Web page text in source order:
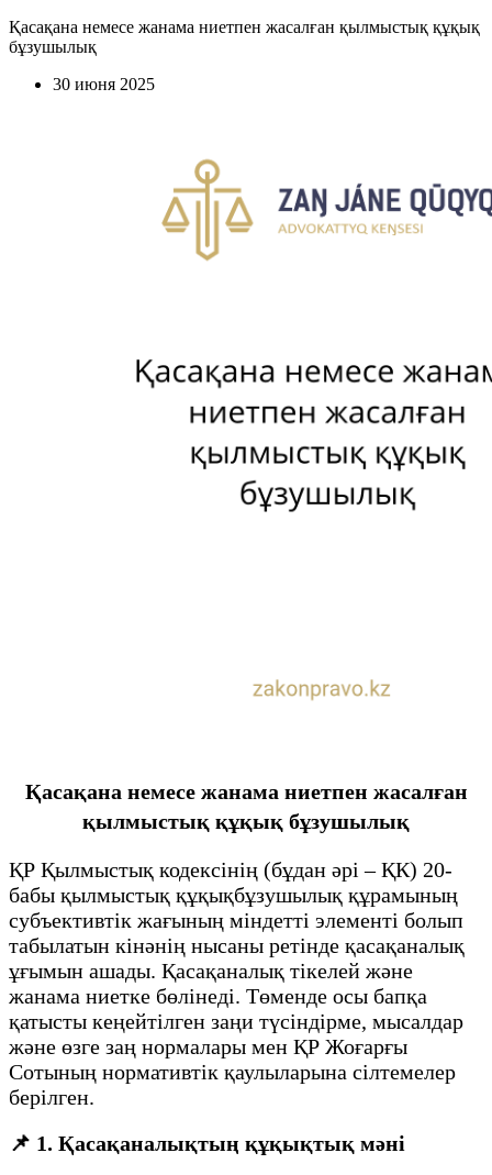
Қасақана немесе жанама ниетпен жасалған қылмыстық құқық
бұзушылық
30 июня 2025
Қасақана немесе жанама ниетпен жасалған
қылмыстық құқық бұзушылық
ҚР Қылмыстық кодексінің (бұдан әрі – ҚК) 20-
бабы қылмыстық құқықбұзушылық құрамының
субъективтік жағының міндетті элементі болып
табылатын кінәнің нысаны ретінде қасақаналық
ұғымын ашады. Қасақаналық тікелей және
жанама ниетке бөлінеді. Төменде осы бапқа
қатысты кеңейтілген заңи түсіндірме, мысалдар
және өзге заң нормалары мен ҚР Жоғарғы
Сотының нормативтік қаулыларына сілтемелер
берілген.
📌 1. Қасақаналықтың құқықтық мәні